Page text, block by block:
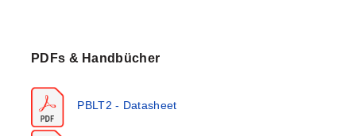
ist UL-zugelassen und eigensicher für den Einsatz in
explosionsgefährdeten Bereichen, wenn er mit einer
geeigneten Barriere verwendet wird.
belüfteten Kabel mit einer Zugfestigkeit von 270 Pfund
ausgestattet. Das Belüftungsrohr im Kabel kompensiert
automatisch Änderungen des atmosphärischen Drucks
PDFs & Handbücher
PBLT2 - Datasheet